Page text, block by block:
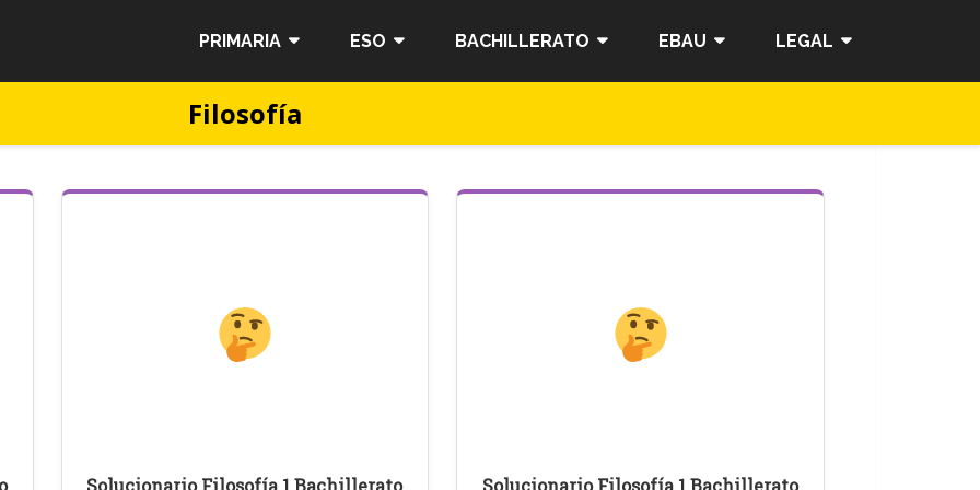
PRIMARIA ESO BACHILLERATO EBAU LEGAL
Filosofía
Solucionario Filosofía 1 Bachillerato
Solucionario Filosofía 1 Bachillerato